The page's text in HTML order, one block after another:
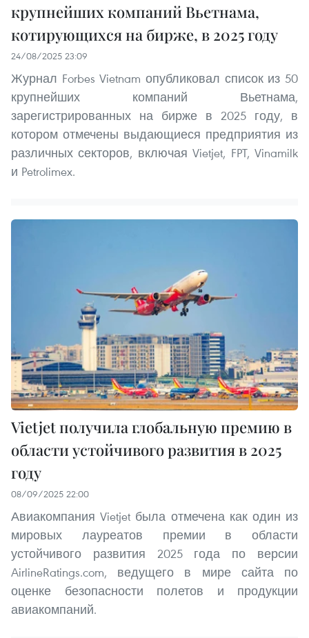
крупнейших компаний Вьетнама,
котирующихся на бирже, в 2025 году
24/08/2025 23:09
Журнал Forbes Vietnam опубликовал список из 50
крупнейших компаний Вьетнама,
зарегистрированных на бирже в 2025 году, в
котором отмечены выдающиеся предприятия из
различных секторов, включая Vietjet, FPT, Vinamilk
и Petrolimex.
Vietjet получила глобальную премию в
области устойчивого развития в 2025
году
08/09/2025 22:00
Авиакомпания Vietjet была отмечена как один из
мировых лауреатов премии в области
устойчивого развития 2025 года по версии
AirlineRatings.com, ведущего в мире сайта по
оценке безопасности полетов и продукции
авиакомпаний.